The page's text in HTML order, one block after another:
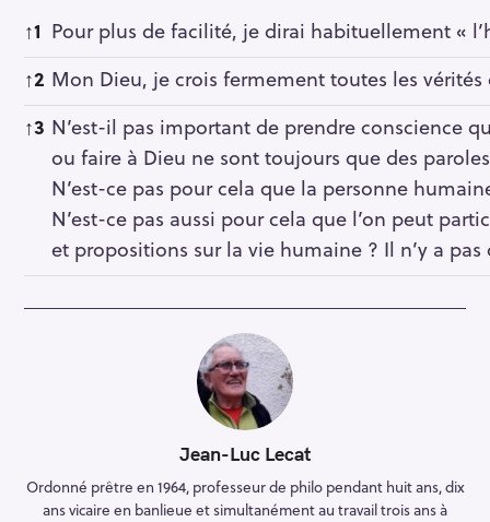
Notes
↑1 Pour plus de facilité, je dirai habituellement «
↑2 Mon Dieu, je crois fermement toutes les
↑3 N’est-il pas important de prendre conscience
ou faire à Dieu ne sont toujours que des
N’est-ce pas pour cela que la personne
N’est-ce pas aussi pour cela que l’on peut
et propositions sur la vie humaine ? Il n’y a
Jean-Luc Lecat
Ordonné prêtre en 1964, professeur de philo pendant huit ans, dix
ans vicaire en banlieue et simultanément au travail trois ans à